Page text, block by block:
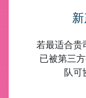
若最适合贵
已被第三
队可